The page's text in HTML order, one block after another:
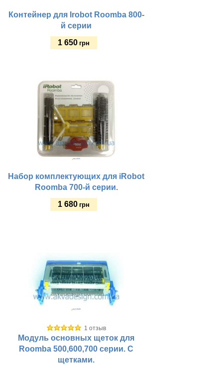
Контейнер для Irobot Roomba 800-
й серии
1 650 грн
Набор комплектующих для iRobot
Roomba 700-й серии.
1 680 грн
1 отзыв
Модуль основных щеток для
Roomba 500,600,700 серии. С
щетками.